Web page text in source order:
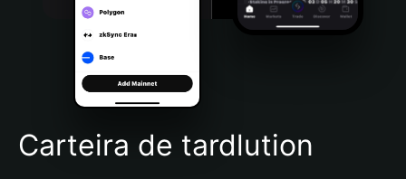
Português (Brasil)
Español (Argentina)
Carteira de tardlution